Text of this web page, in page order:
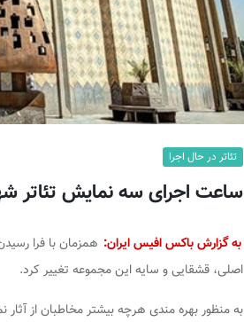
تئاتر در حال اجرا
ساعت اجرای سه نمایش تئاتر
به گزارش باکس افیس ایران: همزمان با فرا
اصلی، قشقایی و سایه این مجموعه تغییر کرد.
به منظور بهره مندی هرچه بیشتر مخاطبان از